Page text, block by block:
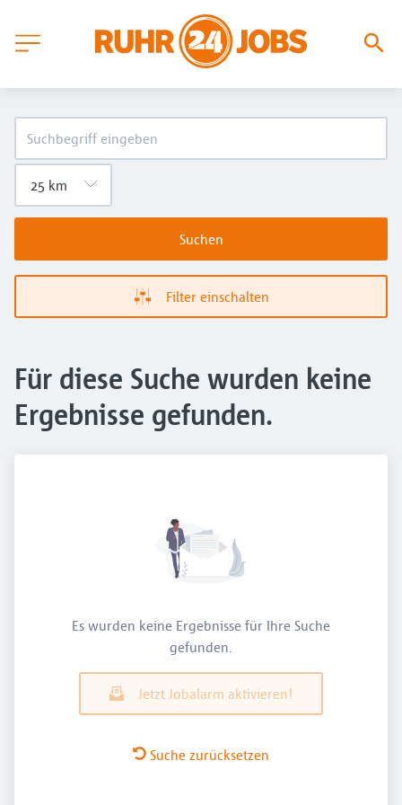
Suchen
Filter einschalten
Für diese Suche wurden keine
Ergebnisse gefunden.
Es wurden keine Ergebnisse für Ihre Suche
gefunden.
Jetzt Jobalarm aktivieren!
Suche zurücksetzen